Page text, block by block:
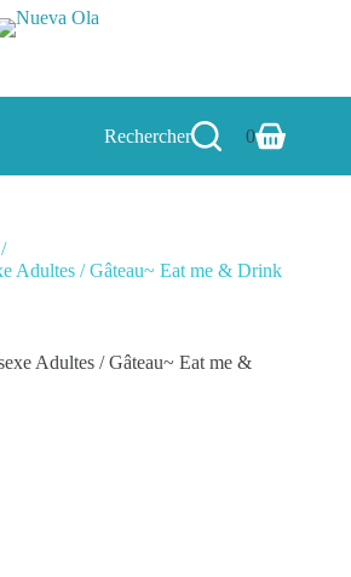
Rechercher
Panier
0
/
Adultes / Gâteau~ Eat me & Drink